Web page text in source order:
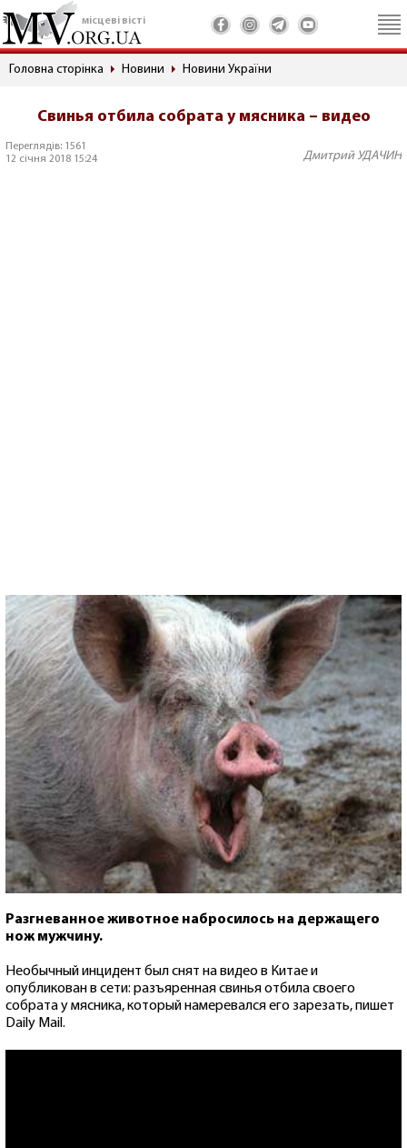
місцеві вісті
Головна сторінка Новини Новини України
Свинья отбила собрата у мясника – видео
Переглядів: 1561
12 січня 2018 15:24
Дмитрий УДАЧИН
Разгневанное животное набросилось на держащего
нож мужчину.
Необычный инцидент был снят на видео в Китае и
опубликован в сети: разъяренная свинья отбила своего
собрата у мясника, который намеревался его зарезать, пишет
Daily Mail.